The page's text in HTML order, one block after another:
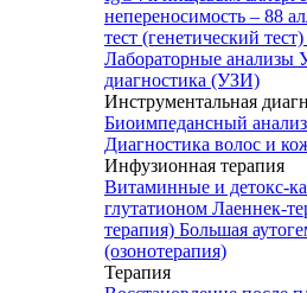
непереносимость – 88
тест (генетический тест)
Лабораторные анализы
диагностика (УЗИ)
Инструментальная
Биоимпедансный анализ
Диагностика волос и
Инфузионная терапия
Витаминные и детокс-
глутатионом Лаеннек-
терапия) Большая
(озонотерапия)
Терапия